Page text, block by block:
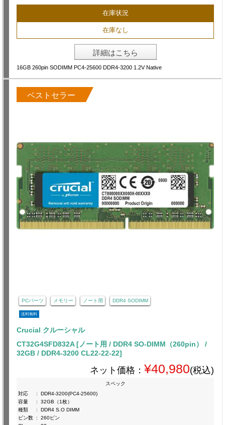
在庫状況
在庫なし
詳細はこちら
16GB 260pin SODIMM PC4-25600 DDR4-3200 1.2V Native
ベストセラー
PCパーツ メモリー ノート用 DDR4 SODIMM
送料無料
Crucial クルーシャル
CT32G4SFD832A [ノート用 / DDR4 SO-DIMM（260pin） /
32GB / DDR4-3200 CL22-22-22]
ネット価格： ¥40,980(税込)
スペック
対応
:
DDR4-3200(PC4-25600)
容量
:
32GB（1枚）
種類
:
DDR4 S.O DIMM
ピン数 :
260ピン